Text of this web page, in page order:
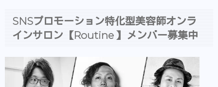
SNSプロモーション特化型美容師オンラ
インサロン【Routine 】メンバー募集中